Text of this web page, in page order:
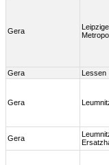
Gera
Metropol
Gera
Lessen
Gera
Gera